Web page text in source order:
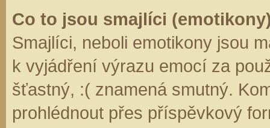
Co to jsou smajlíci
Smajlíci, neboli emotikony jsou
k vyjádření výrazu emocí za
šťastný, :( znamená smutný.
prohlédnout přes příspěvkový